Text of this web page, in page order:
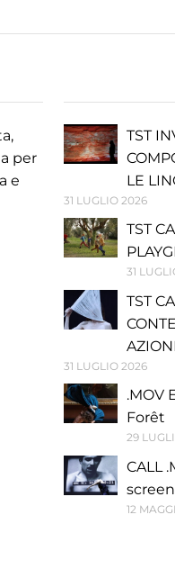
per
e
TST
LE
31 LUGLIO 2026
TST
31
TST
31 LUGLIO 2026
.MOV
Forêt
29
CALL
12